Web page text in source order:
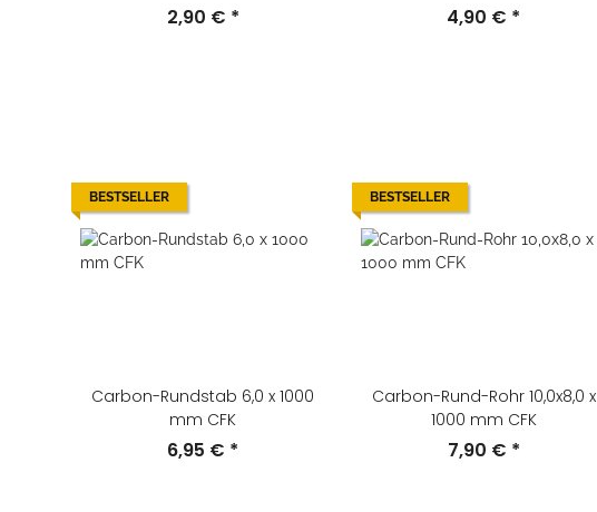
2,90 € * 4,90 € *
BESTSELLER
Carbon-Rundstab 6,0 x 1000
mm CFK
6,95 € *
BESTSELLER
Carbon-Rund-Rohr 10,0x8,0 x
1000 mm CFK
7,90 € *